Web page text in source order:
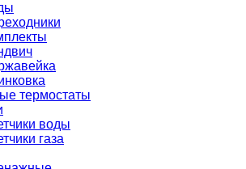
термостаты
воды
газа